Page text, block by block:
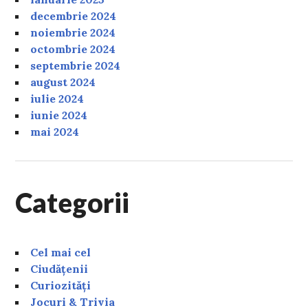
decembrie 2024
noiembrie 2024
octombrie 2024
septembrie 2024
august 2024
iulie 2024
iunie 2024
mai 2024
Categorii
Cel mai cel
Ciudățenii
Curiozități
Jocuri & Trivia